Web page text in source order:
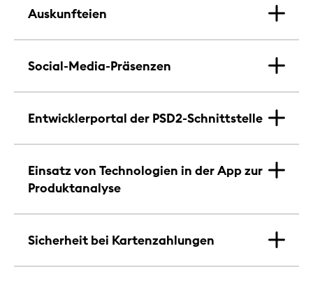
Auskunfteien
Social-Media-Präsenzen
Entwicklerportal der PSD2-Schnittstelle
Einsatz von Technologien in der App zur
Produktanalyse
Sicherheit bei Kartenzahlungen